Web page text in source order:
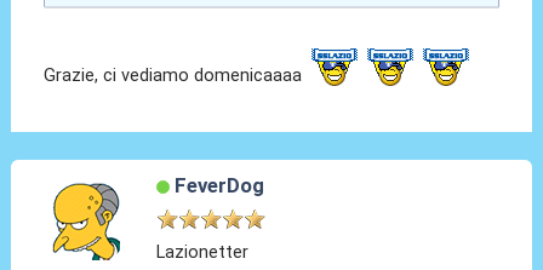
Grazie, ci vediamo domenicaaaa
FeverDog
Lazionetter